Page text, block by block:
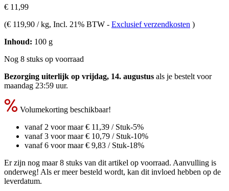
€ 11,99
(€ 119,90 / kg, Incl. 21% BTW - Exclusief verzendkosten )
Inhoud: 100 g
Nog 8 stuks op voorraad
Bezorging uiterlijk op vrijdag, 14. augustus als je bestelt voor
maandag 23:59 uur.
Volumekorting beschikbaar!
vanaf 2 voor maar€ 11,39 / Stuk-5%
vanaf 3 voor maar€ 10,79 / Stuk-10%
vanaf 6 voor maar€ 9,83 / Stuk-18%
Er zijn nog maar 8 stuks van dit artikel op voorraad. Aanvulling is
onderweg! Als er meer besteld wordt, kan dit invloed hebben op de
leverdatum.